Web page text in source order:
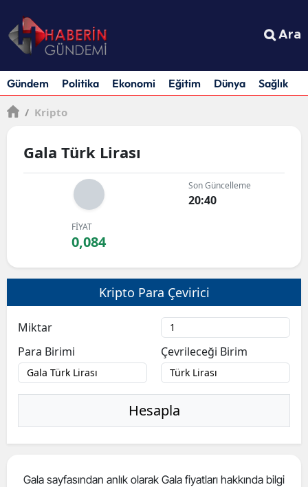
Ara
Gündem Politika Ekonomi Eğitim Dünya Sağlık
/ Kripto
Gala Türk Lirası
Son Güncelleme
20:40
FİYAT
0,084
Kripto Para Çevirici
Miktar
Para Birimi
Çevrileceği Birim
Hesapla
Gala sayfasından anlık olarak Gala fiyatları hakkında bilgi